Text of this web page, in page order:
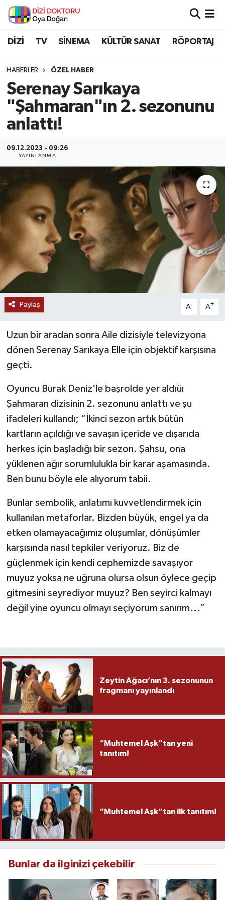
DİZİ TV SİNEMA KÜLTÜR SANAT RÖPORTAJ
HABERLER ÖZEL HABER
Serenay Sarıkaya
"Şahmaran"ın 2. sezonunu
anlattı!
09.12.2023 - 09:26
YAYINLANMA
Paylaş A- A+
Uzun bir aradan sonra Aile dizisiyle televizyona
dönen Serenay Sarıkaya Elle için objektif karşısına
geçti.
Oyuncu Burak Deniz'le başrolde yer aldıüı
Şahmaran dizisinin 2. sezonunu anlattı ve şu
ifadeleri kullandı; “İkinci sezon artık bütün
kartların açıldığı ve savaşın içeride ve dışarıda
herkes için başladığı bir sezon. Şahsu, ona
yüklenen ağır sorumlulukla bir karar aşamasında.
Ben bunu böyle ele alıyorum tabii.
Bunlar sembolik, anlatımı kuvvetlendirmek için
kullanılan metaforlar. Bizden büyük, engel ya da
etken olamayacağımız oluşumlar, dönüşümler
karşısında nasıl tepkiler veriyoruz. Biz de
güçlenmek için kendi cephemizde savaşıyor
muyuz yoksa ne uğruna olursa olsun öylece geçip
gitmesini seyrediyor muyuz? Ben seyirci kalmayı
değil yine oyuncu olmayı seçiyorum sanırım...”
Zeytin Ağacı’nın 3. sezonunun
fragmanı yayınlandı
“Muhtemel Aşk”tan yeni
tanıtım!
“Muhtemel Aşk”tan ilk tanıtım!
Bunlar da ilginizi çekebilir
İstanbul Nöbetçi Eczaneler
İstanbul Namaz Vakitleri
İstanbul Trafik Yoğunluk Haritası
Tüm Manşetler
Son Dakika Haberleri
Haber Arşivi